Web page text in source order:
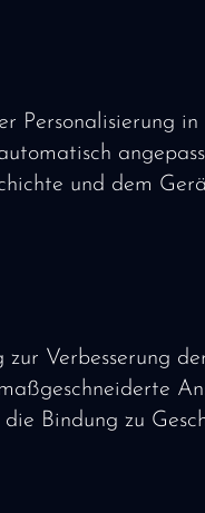
Personalisierung
und dem
Verbesserung
Bindung zu